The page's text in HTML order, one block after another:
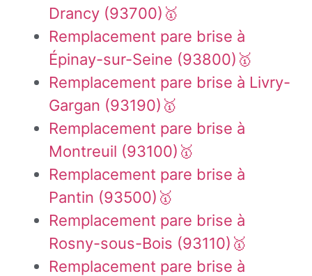
Drancy (93700)🥇
Remplacement pare brise à
Épinay-sur-Seine (93800)🥇
Remplacement pare brise à Livry-
Gargan (93190)🥇
Remplacement pare brise à
Montreuil (93100)🥇
Remplacement pare brise à
Pantin (93500)🥇
Remplacement pare brise à
Rosny-sous-Bois (93110)🥇
Remplacement pare brise à